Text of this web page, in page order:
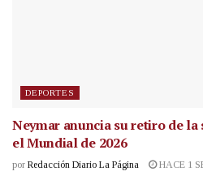
DEPORTES
Neymar anuncia su retiro de
el Mundial de 2026
por Redacción Diario La Página HACE 1